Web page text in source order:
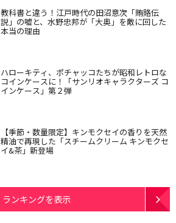
教科書と違う！江戸時代の田沼意次「賄賂伝
説」の嘘と、水野忠邦が「大奥」を敵に回した
本当の理由
ハローキティ、ポチャッコたちが昭和レトロな
コインケースに！「サンリオキャラクターズ コ
インケース」第２弾
【季節・数量限定】キンモクセイの香りを天然
精油で再現した「スチームクリーム キンモクセ
イ&茶」新登場
ランキングを表示